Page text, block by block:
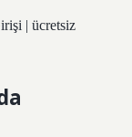
| ücretsiz